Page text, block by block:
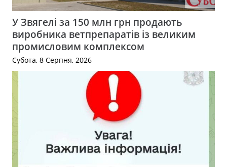
У Звягелі за 150 млн грн продають
виробника ветпрепаратів із великим
промисловим комплексом
Субота, 8 Серпня, 2026